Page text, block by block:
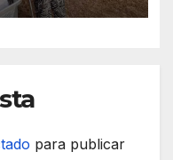
para publicar